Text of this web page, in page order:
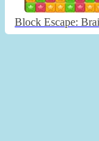
Block Escape: